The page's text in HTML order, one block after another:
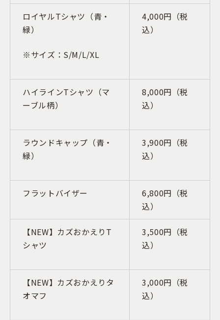
ロイヤルTシャツ（青・
緑）
※サイズ：S/M/L/XL
4,000円（税
込）
ハイラインTシャツ（マ
ーブル柄）
8,000円（税
込）
ラウンドキャップ（青・
緑）
3,900円（税
込）
フラットバイザー
6,800円（税
込）
【NEW】カズおかえりT
シャツ
3,500円（税
込）
【NEW】カズおかえりタ
オマフ
3,000円（税
込）